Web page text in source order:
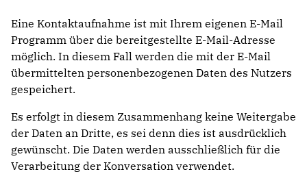
Eine Kontaktaufnahme ist mit Ihrem eigenen E-Mail
Programm über die bereitgestellte E-Mail-Adresse
möglich. In diesem Fall werden die mit der E-Mail
übermittelten personenbezogenen Daten des Nutzers
gespeichert.
Es erfolgt in diesem Zusammenhang keine Weitergabe
der Daten an Dritte, es sei denn dies ist ausdrücklich
gewünscht. Die Daten werden ausschließlich für die
Verarbeitung der Konversation verwendet.